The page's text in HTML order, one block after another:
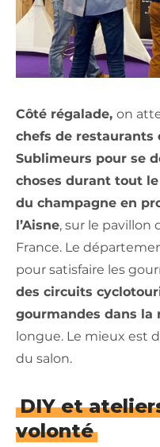
Côté régalade, on
chefs de restaurants
Sublimeurs pour se
choses durant tout
du champagne en
l’Aisne, sur le pavillon
France. Le
pour satisfaire les
des circuits
gourmandes dans la
longue. Le mieux est
du salon.
DIY et
volonté